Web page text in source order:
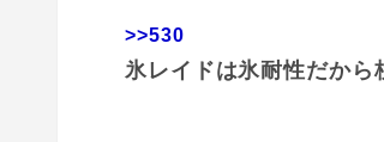
>>530
氷レイドは氷耐性だから